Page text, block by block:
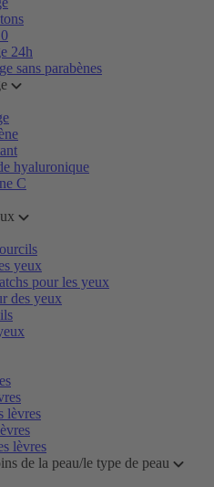
24h
sans parabènes
hyaluronique
C
yeux
pour les yeux
des yeux
lèvres
lèvres
de la peau/le type de peau